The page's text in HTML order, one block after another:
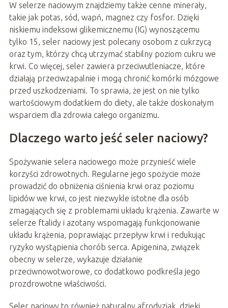
W selerze naciowym znajdziemy także cenne minerały,
takie jak potas, sód, wapń, magnez czy fosfor. Dzięki
niskiemu indeksowi glikemicznemu (IG) wynoszącemu
tylko 15, seler naciowy jest polecany osobom z cukrzycą
oraz tym, którzy chcą utrzymać stabilny poziom cukru we
krwi. Co więcej, seler zawiera przeciwutleniacze, które
działają przeciwzapalnie i mogą chronić komórki mózgowe
przed uszkodzeniami. To sprawia, że jest on nie tylko
wartościowym dodatkiem do diety, ale także doskonałym
wsparciem dla zdrowia całego organizmu.
Dlaczego warto jeść seler naciowy?
Spożywanie selera naciowego może przynieść wiele
korzyści zdrowotnych. Regularne jego spożycie może
prowadzić do obniżenia ciśnienia krwi oraz poziomu
lipidów we krwi, co jest niezwykle istotne dla osób
zmagających się z problemami układu krążenia. Zawarte w
selerze ftalidy i azotany wspomagają funkcjonowanie
układu krążenia, poprawiając przepływ krwi i redukując
ryzyko wystąpienia chorób serca. Apigenina, związek
obecny w selerze, wykazuje działanie
przeciwnowotworowe, co dodatkowo podkreśla jego
prozdrowotne właściwości.
Seler naciowy to również naturalny afrodyzjak, dzięki